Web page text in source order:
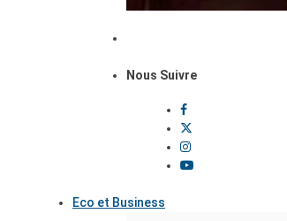
Nous Suivre
Eco et Business